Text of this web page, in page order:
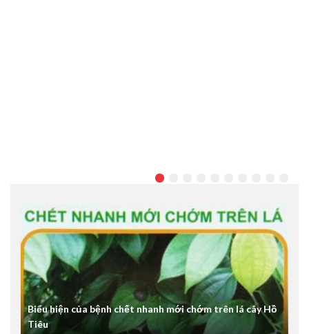
Biểu hiện của bệnh chết nhanh mới chớm trên lá cây Hồ
Tiêu